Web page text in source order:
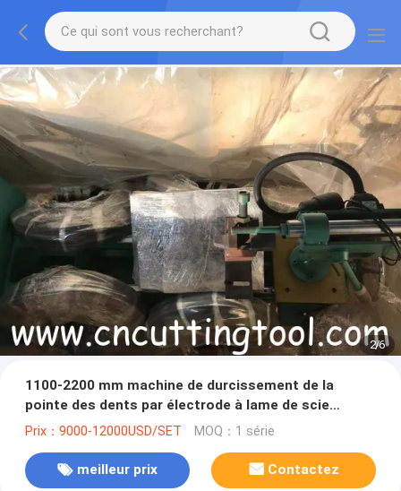
2/6
1100-2200 mm machine de durcissement de la
pointe des dents par électrode à lame de scie
circulaire
Prix：9000-12000USD/SET MOQ：1 série
meilleur prix Contactez